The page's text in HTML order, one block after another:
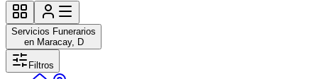
Servicios Funerarios
en Maracay, D
Filtros